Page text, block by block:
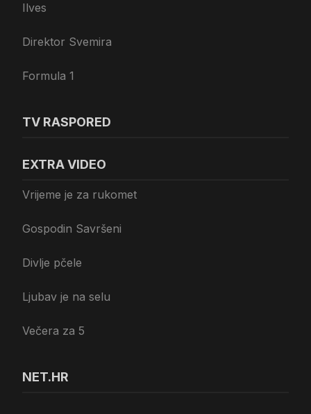
Ilves
Direktor Svemira
Formula 1
TV RASPORED
EXTRA VIDEO
Vrijeme je za rukomet
Gospodin Savršeni
Divlje pčele
Ljubav je na selu
Večera za 5
NET.HR